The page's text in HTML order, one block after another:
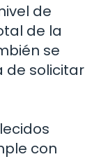
de
de la
se
de solicitar
con